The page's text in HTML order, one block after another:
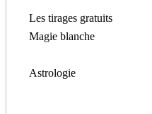
Les tirages gratuits
Magie blanche
Astrologie